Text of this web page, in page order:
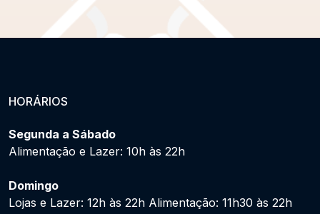
HORÁRIOS
Segunda a Sábado
Alimentação e Lazer: 10h às 22h
Domingo
Lojas e Lazer: 12h às 22h Alimentação: 11h30 às 22h